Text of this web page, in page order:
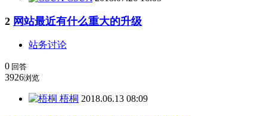
2 网站最近有什么重大的升级
站务讨论
0 回答
3926浏览
梧桐 2018.06.13 08:09